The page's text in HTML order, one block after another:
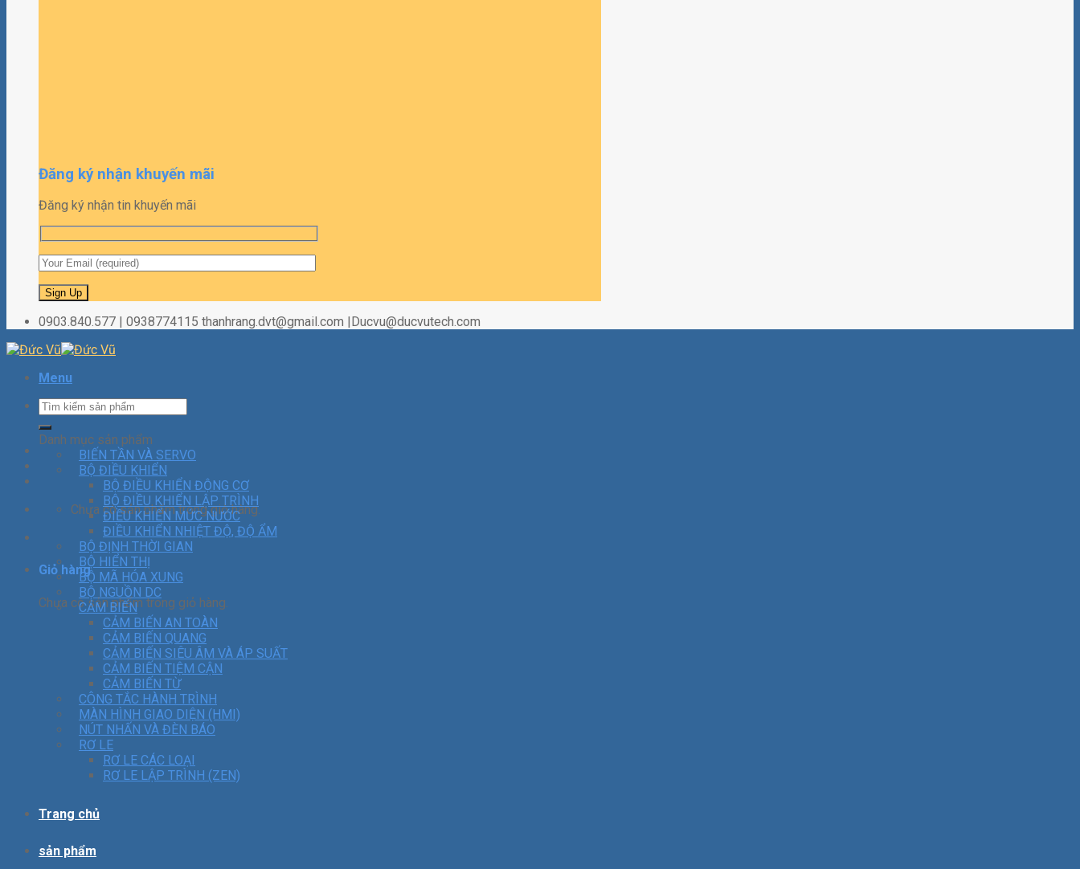
Đăng ký nhận khuyến mãi
Đăng ký nhận tin khuyến mãi
0903.840.577 | 0938774115 thanhrang.dvt@gmail.com |Ducvu@ducvutech.com
Menu
Chưa có sản phẩm trong giỏ hàng.
Giỏ hàng
Chưa có sản phẩm trong giỏ hàng.
Danh mục sản phẩm
BIẾN TẦN VÀ SERVO
BỘ ĐIỀU KHIỂN
BỘ ĐIỀU KHIỂN ĐỘNG CƠ
BỘ ĐIỀU KHIỂN LẬP TRÌNH
ĐIỀU KHIỂN MỨC NƯỚC
ĐIỀU KHIỂN NHIỆT ĐỘ, ĐỘ ẨM
BỘ ĐỊNH THỜI GIAN
BỘ HIỂN THỊ
BỘ MÃ HÓA XUNG
BỘ NGUỒN DC
CẢM BIẾN
CẢM BIẾN AN TOÀN
CẢM BIẾN QUANG
CẢM BIẾN SIÊU ÂM VÀ ÁP SUẤT
CẢM BIẾN TIỆM CẬN
CẢM BIẾN TỪ
CÔNG TẮC HÀNH TRÌNH
MÀN HÌNH GIAO DIỆN (HMI)
NÚT NHẤN VÀ ĐÈN BÁO
RƠ LE
RƠ LE CÁC LOẠI
RƠ LE LẬP TRÌNH (ZEN)
Trang chủ
sản phẩm